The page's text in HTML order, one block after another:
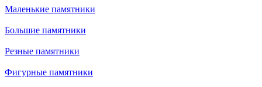
Маленькие памятники
Большие памятники
Резные памятники
Фигурные памятники